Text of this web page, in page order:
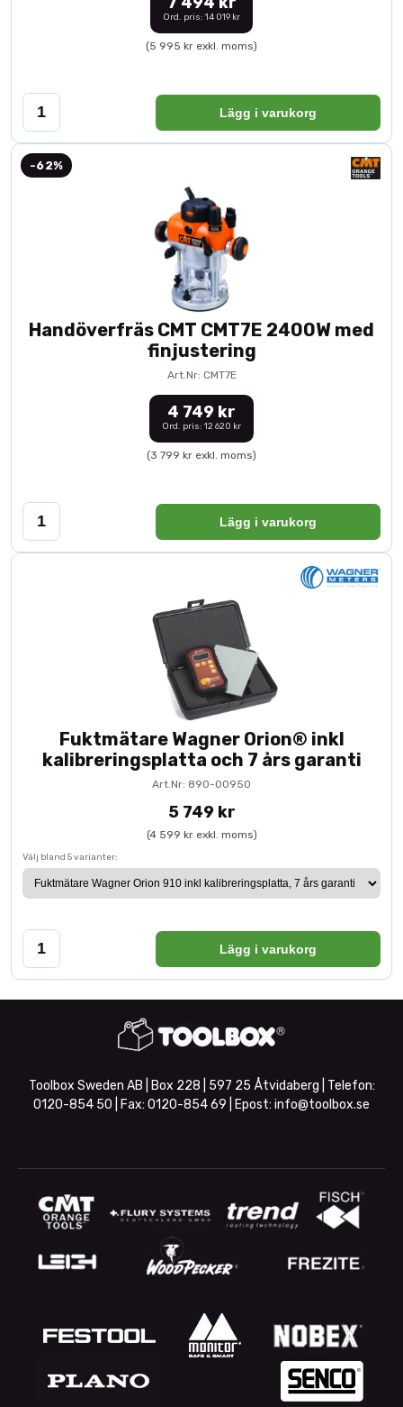
Ord. pris: 14 019 kr
(5 995 kr exkl. moms)
Lägg i varukorg
-62%
Handöverfräs CMT CMT7E 2400W med
finjustering
Art.Nr: CMT7E
4 749 kr
Ord. pris: 12 620 kr
(3 799 kr exkl. moms)
Lägg i varukorg
Fuktmätare Wagner Orion® inkl
kalibreringsplatta och 7 års garanti
Art.Nr: 890-00950
5 749 kr
(4 599 kr exkl. moms)
Välj bland 5 varianter:
Lägg i varukorg
Toolbox Sweden AB | Box 228 | 597 25 Åtvidaberg | Telefon:
0120-854 50 | Fax: 0120-854 69 | Epost: info@toolbox.se